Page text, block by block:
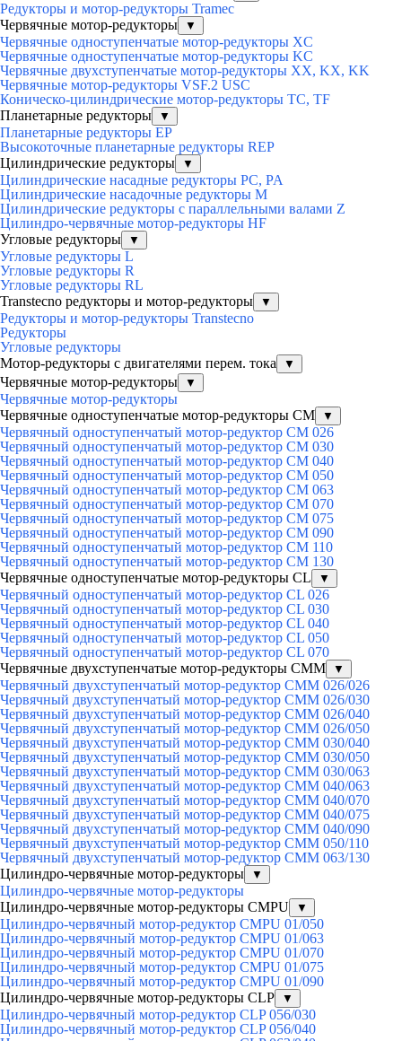
Редукторы и мотор-редукторы Tramec
Червячные мотор-редукторы
▼
Червячные одноступенчатые мотор-редукторы XC
Червячные одноступенчатые мотор-редукторы KC
Червячные двухступенчатые мотор-редукторы XX, KX, KK
Червячные мотор-редукторы VSF.2 USC
Коническо-цилиндрические мотор-редукторы TC, TF
Планетарные редукторы
▼
Планетарные редукторы EP
Высокоточные планетарные редукторы REP
Цилиндрические редукторы
▼
Цилиндрические насадные редукторы PC, PA
Цилиндрические насадочные редукторы M
Цилиндрические редукторы с параллельными валами Z
Цилиндро-червячные мотор-редукторы HF
Угловые редукторы
▼
Угловые редукторы L
Угловые редукторы R
Угловые редукторы RL
Transtecno редукторы и мотор-редукторы
▼
Редукторы и мотор-редукторы Transtecno
Редукторы
Угловые редукторы
Мотор-редукторы с двигателями перем. тока
▼
Червячные мотор-редукторы ▼
Червячные мотор-редукторы
Червячные одноступенчатые мотор-редукторы CM
▼
Червячный одноступенчатый мотор-редуктор CM 026
Червячный одноступенчатый мотор-редуктор CM 030
Червячный одноступенчатый мотор-редуктор CM 040
Червячный одноступенчатый мотор-редуктор CM 050
Червячный одноступенчатый мотор-редуктор CM 063
Червячный одноступенчатый мотор-редуктор CM 070
Червячный одноступенчатый мотор-редуктор CM 075
Червячный одноступенчатый мотор-редуктор CM 090
Червячный одноступенчатый мотор-редуктор CM 110
Червячный одноступенчатый мотор-редуктор CM 130
Червячные одноступенчатые мотор-редукторы CL
▼
Червячный одноступенчатый мотор-редуктор CL 026
Червячный одноступенчатый мотор-редуктор CL 030
Червячный одноступенчатый мотор-редуктор CL 040
Червячный одноступенчатый мотор-редуктор CL 050
Червячный одноступенчатый мотор-редуктор CL 070
Червячные двухступенчатые мотор-редукторы CMM
▼
Червячный двухступенчатый мотор-редуктор CMM 026/026
Червячный двухступенчатый мотор-редуктор CMM 026/030
Червячный двухступенчатый мотор-редуктор CMM 026/040
Червячный двухступенчатый мотор-редуктор CMM 026/050
Червячный двухступенчатый мотор-редуктор CMM 030/040
Червячный двухступенчатый мотор-редуктор CMM 030/050
Червячный двухступенчатый мотор-редуктор CMM 030/063
Червячный двухступенчатый мотор-редуктор CMM 040/063
Червячный двухступенчатый мотор-редуктор CMM 040/070
Червячный двухступенчатый мотор-редуктор CMM 040/075
Червячный двухступенчатый мотор-редуктор CMM 040/090
Червячный двухступенчатый мотор-редуктор CMM 050/110
Червячный двухступенчатый мотор-редуктор CMM 063/130
Цилиндро-червячные мотор-редукторы
▼
Цилиндро-червячные мотор-редукторы
Цилиндро-червячные мотор-редукторы CMPU
▼
Цилиндро-червячный мотор-редуктор CMPU 01/050
Цилиндро-червячный мотор-редуктор CMPU 01/063
Цилиндро-червячный мотор-редуктор CMPU 01/070
Цилиндро-червячный мотор-редуктор CMPU 01/075
Цилиндро-червячный мотор-редуктор CMPU 01/090
Цилиндро-червячные мотор-редукторы CLP
▼
Цилиндро-червячный мотор-редуктор CLP 056/030
Цилиндро-червячный мотор-редуктор CLP 056/040